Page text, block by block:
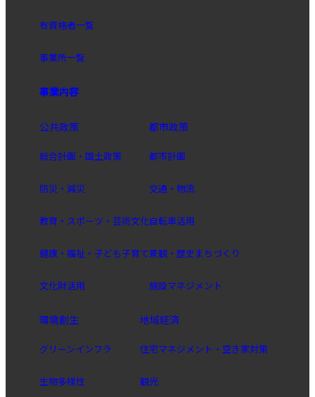
有資格者一覧
事業所一覧
事業内容
公共政策
総合計画・国土政策
防災・減災
教育・スポーツ・芸術文化
健康・福祉・子ども子育て
文化財活用
都市政策
都市計画
交通・物流
自転車活用
景観・歴史まちづくり
施設マネジメント
環境創生
グリーンインフラ
生物多様性
地域経済
住宅マネジメント・空き家対策
観光